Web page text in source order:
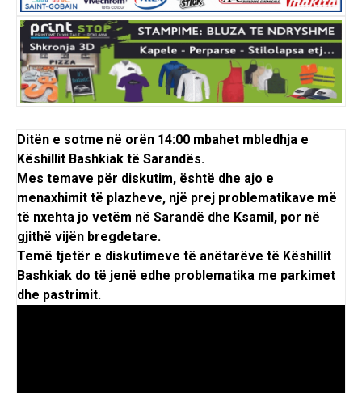
Ditën e sotme në orën 14:00 mbahet mbledhja e
Këshillit Bashkiak të Sarandës.
Mes temave për diskutim, është dhe ajo e
menaxhimit të plazheve, një prej problematikave më
të nxehta jo vetëm në Sarandë dhe Ksamil, por në
gjithë vijën bregdetare.
Temë tjetër e diskutimeve të anëtarëve të Këshillit
Bashkiak do të jenë edhe problematika me parkimet
dhe pastrimit.